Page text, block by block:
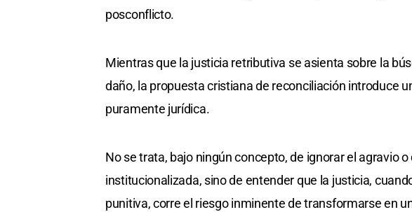
posconflicto.
Mientras que la justicia retributiva se asienta sobre la
daño, la propuesta cristiana de reconciliación introduce
puramente jurídica.
No se trata, bajo ningún concepto, de ignorar el agravio
institucionalizada, sino de entender que la justicia,
punitiva, corre el riesgo inminente de transformarse en